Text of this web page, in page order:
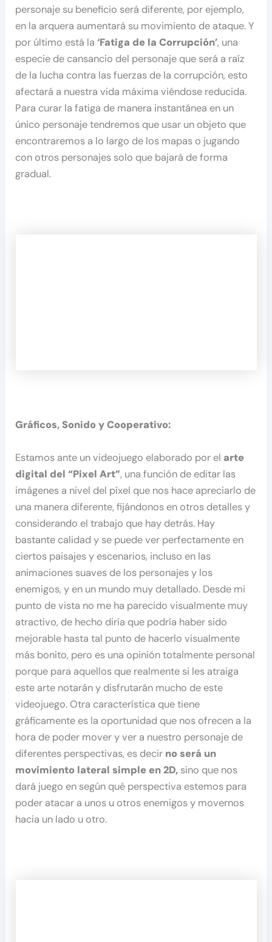
personaje su beneficio será diferente, por ejemplo,
en la arquera aumentará su movimiento de ataque. Y
por último está la ‘Fatiga de la Corrupción’, una
especie de cansancio del personaje que será a raíz
de la lucha contra las fuerzas de la corrupción, esto
afectará a nuestra vida máxima viéndose reducida.
Para curar la fatiga de manera instantánea en un
único personaje tendremos que usar un objeto que
encontraremos a lo largo de los mapas o jugando
con otros personajes solo que bajará de forma
gradual.
Gráficos, Sonido y Cooperativo:
Estamos ante un videojuego elaborado por el arte
digital del “Pixel Art”, una función de editar las
imágenes a nivel del píxel que nos hace apreciarlo de
una manera diferente, fijándonos en otros detalles y
considerando el trabajo que hay detrás. Hay
bastante calidad y se puede ver perfectamente en
ciertos paisajes y escenarios, incluso en las
animaciones suaves de los personajes y los
enemigos, y en un mundo muy detallado. Desde mi
punto de vista no me ha parecido visualmente muy
atractivo, de hecho diría que podría haber sido
mejorable hasta tal punto de hacerlo visualmente
más bonito, pero es una opinión totalmente personal
porque para aquellos que realmente si les atraiga
este arte notarán y disfrutarán mucho de este
videojuego. Otra característica que tiene
gráficamente es la oportunidad que nos ofrecen a la
hora de poder mover y ver a nuestro personaje de
diferentes perspectivas, es decir no será un
movimiento lateral simple en 2D, sino que nos
dará juego en según qué perspectiva estemos para
poder atacar a unos u otros enemigos y movernos
hacia un lado u otro.